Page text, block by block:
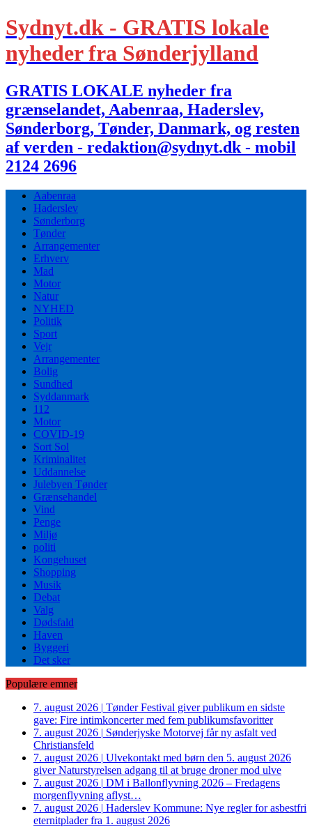
Sydnyt.dk - GRATIS lokale
nyheder fra Sønderjylland
GRATIS LOKALE nyheder fra
grænselandet, Aabenraa, Haderslev,
Sønderborg, Tønder, Danmark, og resten
af verden - redaktion@sydnyt.dk - mobil
2124 2696
Aabenraa
Haderslev
Sønderborg
Tønder
Arrangementer
Erhverv
Mad
Motor
Natur
NYHED
Politik
Sport
Vejr
Arrangementer
Bolig
Sundhed
Syddanmark
112
Motor
COVID-19
Sort Sol
Kriminalitet
Uddannelse
Julebyen Tønder
Grænsehandel
Vind
Penge
Miljø
politi
Kongehuset
Shopping
Musik
Debat
Valg
Dødsfald
Haven
Byggeri
Det sker
Populære emner
7. august 2026 | Tønder Festival giver publikum en sidste
gave: Fire intimkoncerter med fem publikumsfavoritter
7. august 2026 | Sønderjyske Motorvej får ny asfalt ved
Christiansfeld
7. august 2026 | Ulvekontakt med børn den 5. august 2026
giver Naturstyrelsen adgang til at bruge droner mod ulve
7. august 2026 | DM i Ballonflyvning 2026 – Fredagens
morgenflyvning aflyst…
7. august 2026 | Haderslev Kommune: Nye regler for asbestfri
eternitplader fra 1. august 2026